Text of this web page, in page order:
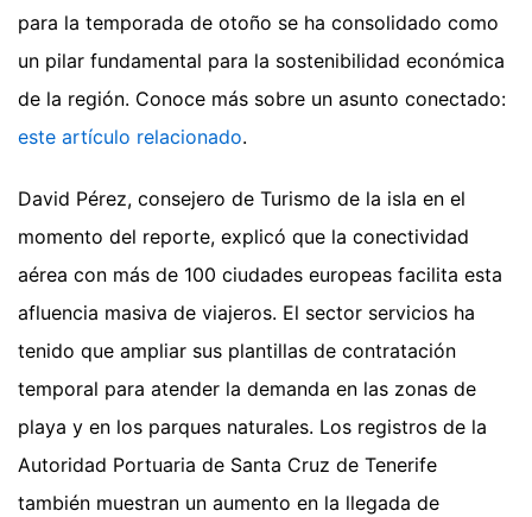
para la temporada de otoño se ha consolidado como
un pilar fundamental para la sostenibilidad económica
de la región. Conoce más sobre un asunto conectado:
este artículo relacionado.
David Pérez, consejero de Turismo de la isla en el
momento del reporte, explicó que la conectividad
aérea con más de 100 ciudades europeas facilita esta
afluencia masiva de viajeros. El sector servicios ha
tenido que ampliar sus plantillas de contratación
temporal para atender la demanda en las zonas de
playa y en los parques naturales. Los registros de la
Autoridad Portuaria de Santa Cruz de Tenerife
también muestran un aumento en la llegada de